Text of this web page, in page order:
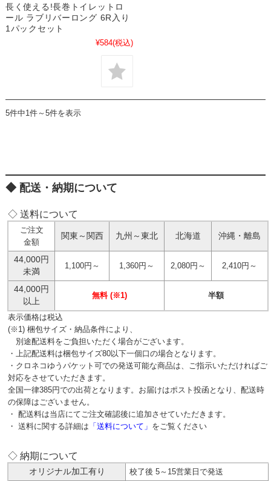
長く使える!長巻トイレットロ
ール ラブリバーロング 6R入り
1パックセット
¥584(税込)
5件中1件～5件を表示
配送・納期について
◇ 送料について
ご注文
金額
関東～関西 九州～東北 北海道 沖縄・離島
44,000円
未満
1,100円～ 1,360円～ 2,080円～ 2,410円～
44,000円
以上
無料 (※1) 半額
表示価格は税込
(※1) 梱包サイズ・納品条件により、
別途配送料をご負担いただく場合がございます。
・上記配送料は梱包サイズ80以下一個口の場合となります。
・クロネコゆうパケット可での発送可能な商品は、ご指示いただければご
対応をさせていただきます。
全国一律385円での出荷となります。お届けはポスト投函となり、配送時
の保障はございません。
・ 配送料は当店にてご注文確認後に追加させていただきます。
・ 送料に関する詳細は 「送料について」 をご覧ください
◇ 納期について
オリジナル加工有り
校了後 5～15営業日で発送